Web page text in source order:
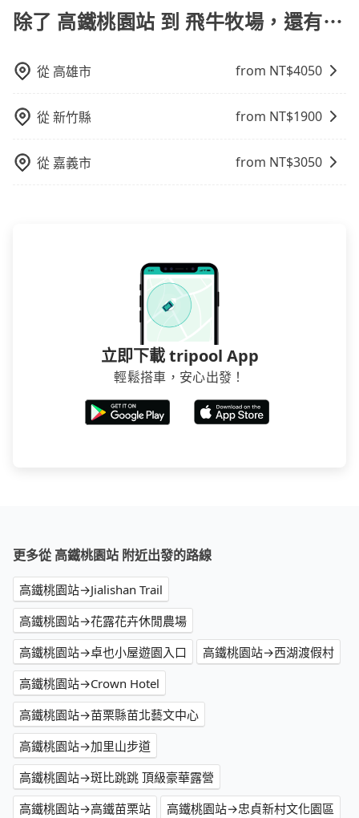
距離，在遇到下雨天或者載行李時，就顯得非常不便。
完後預定就完成，事先不用電話確認空房，事後也不用
或規模較小的飯店，有可能再多平台同時上架而發生超
賣的現象，便有可能到了現場卻沒房可住的窘境，所以
要再人工電話與飯店確認。預訂民宿方面，如不怕麻
得便宜，但缺點就是多數要匯款並再人工確認。假如不
介意多花一點錢省下這些瑣碎的事，台灣本土的AsiaYo
適的搭乘體驗，讓您能安心享受旅程，是旅步最重視的
事情。
除了 高鐵桃園站 到 飛牛牧場，還有⋯
從 高雄市 from NT$4050
從新竹縣 from NT$1900
從 嘉義市 from NT$3050
立即下載 tripool App
輕鬆搭車，安心出發！
更多從 高鐵桃園站 附近出發的路線
高鐵桃園站→Jialishan Trail
高鐵桃園站→花露花卉休閒農場
高鐵桃園站→卓也小屋遊園入口
高鐵桃園站→西湖渡假村
高鐵桃園站→Crown Hotel
高鐵桃園站→苗栗縣苗北藝文中心
高鐵桃園站→加里山步道
高鐵桃園站→斑比跳跳 頂級豪華露營
高鐵桃園站→高鐵苗栗站
高鐵桃園站→忠貞新村文化園區